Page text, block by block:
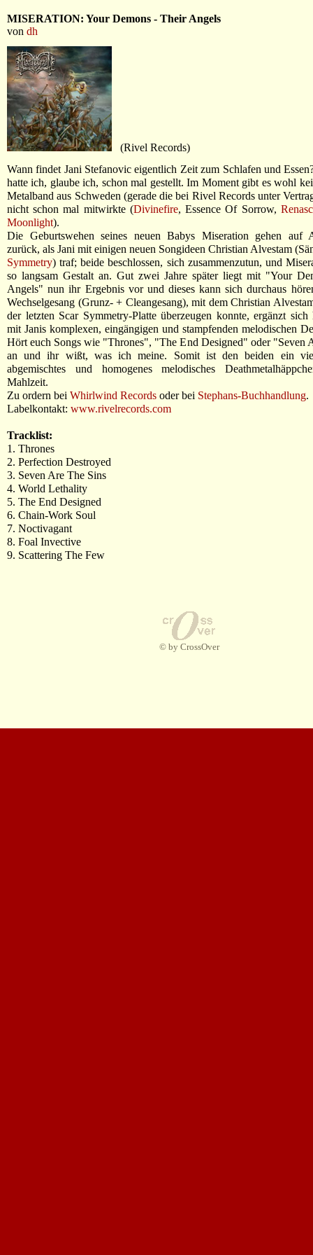
MISERATION: Your Demons - Their Angels
von dh
(Rivel Records)
Wann findet Jani Stefanovic eigentlich Zeit zum Schlafen und
hatte ich, glaube ich, schon mal gestellt. Im Moment gibt es wohl
Metalband aus Schweden (gerade die bei Rivel Records unter
nicht schon mal mitwirkte (Divinefire, Essence Of Sorrow,
Moonlight).
Die Geburtswehen seines neuen Babys Miseration gehen auf
zurück, als Jani mit einigen neuen Songideen Christian Alvestam
Symmetry) traf; beide beschlossen, sich zusammenzutun, und
so langsam Gestalt an. Gut zwei Jahre später liegt mit "Your
Angels" nun ihr Ergebnis vor und dieses kann sich durchaus
Wechselgesang (Grunz- + Cleangesang), mit dem Christian
der letzten Scar Symmetry-Platte überzeugen konnte, ergänzt sich
mit Janis komplexen, eingängigen und stampfenden melodischen
Hört euch Songs wie "Thrones", "The End Designed" oder "Seven
an und ihr wißt, was ich meine. Somit ist den beiden ein
abgemischtes und homogenes melodisches
Mahlzeit.
Zu ordern bei Whirlwind Records oder bei Stephans-Buchhandlung.
Labelkontakt: www.rivelrecords.com
Tracklist:
1. Thrones
2. Perfection Destroyed
3. Seven Are The Sins
4. World Lethality
5. The End Designed
6. Chain-Work Soul
7. Noctivagant
8. Foal Invective
9. Scattering The Few
© by CrossOver